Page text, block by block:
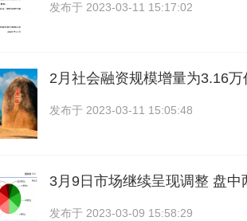
发布于 2023-03-11 15:17:02
2月社会融资规模增量为3.16
发布于 2023-03-11 15:05:48
3月9日市场继续呈现调整 盘中
发布于 2023-03-09 15:58:29